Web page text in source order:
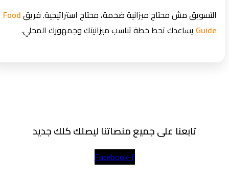
التسويق مش محتاج ميزانية ضخمة، محتاج استراتيجية. فريقFood
Guideيساعدك تحط خطة تناسب ميزانيتك وجمهورك المحلي.
تابعنا على جميع منصاتنا ليصلك كلك جديد
Facebook-f